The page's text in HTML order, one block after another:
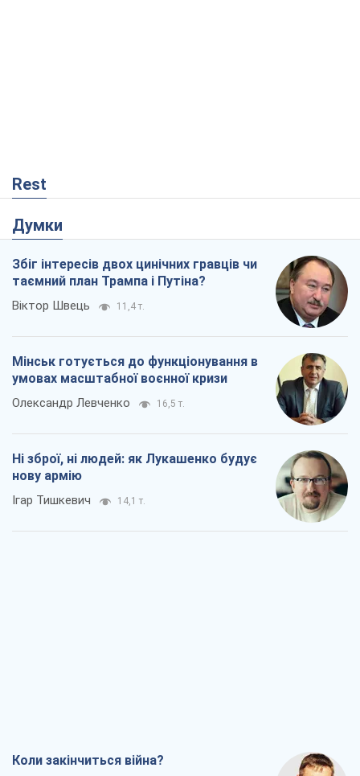
Rest
Думки
Збіг інтересів двох цинічних гравців чи
таємний план Трампа і Путіна?
Віктор Швець 11,4 т.
Мінськ готується до функціонування в
умовах масштабної воєнної кризи
Олександр Левченко 16,5 т.
Ні зброї, ні людей: як Лукашенко будує
нову армію
Ігар Тишкевич 14,1 т.
Коли закінчиться війна?